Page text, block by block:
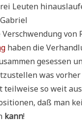
Leu­ten
von
haben die
geses­sen
was
teil­wei­se so weit
daß man
kann!